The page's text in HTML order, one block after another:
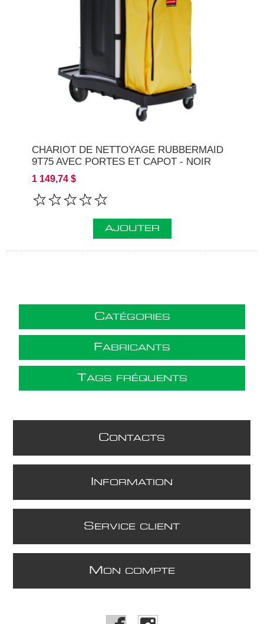
CHARIOT DE NETTOYAGE RUBBERMAID
9T75 AVEC PORTES ET CAPOT - NOIR
1 149,74 $
AJOUTER
CATÉGORIES
FABRICANTS
TAGS FRÉQUENTS
CONTACTS
NFORMATION
S ERVICE CLIENT
M ON COMPTE